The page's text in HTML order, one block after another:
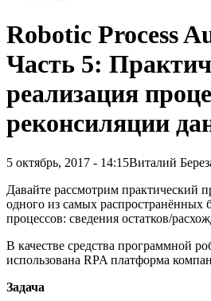
Robotic Process
Часть 5:
реализация
реконсиляции
5 октябрь, 2017 - 14:15Виталий
Давайте рассмотрим практический
одного из самых распространённых
процессов: сведения остатков/
В качестве средства программной
использована RPA платформа
Задача